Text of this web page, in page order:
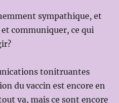
sympathique, et
communiquer, ce qui
tonitruantes
du vaccin est encore en
va, mais ce sont encore